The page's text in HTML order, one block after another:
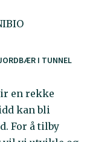
I TUNNEL
en rekke
kan bli
For å tilby